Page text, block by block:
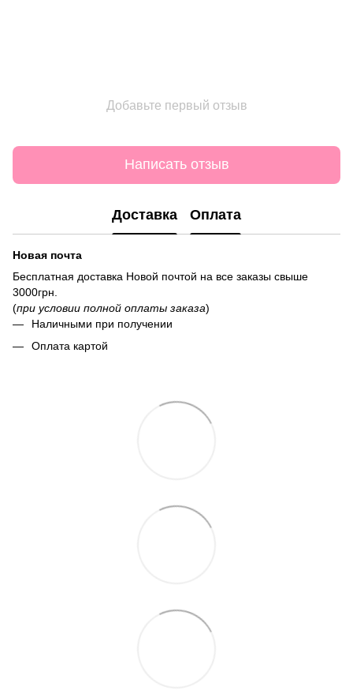
Добавьте первый отзыв
Написать отзыв
Доставка Оплата
Новая почта
Бесплатная доставка Новой почтой на все заказы свыше
3000грн.
(при условии полной оплаты заказа)
Наличными при получении
Оплата картой